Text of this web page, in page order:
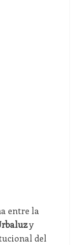
entre la
y
del